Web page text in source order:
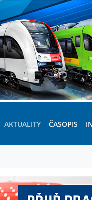
AKTUALITY ČASOPIS